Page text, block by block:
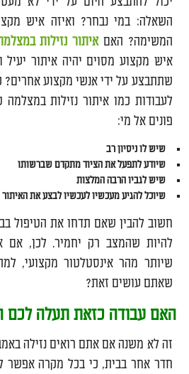
השאלה: במי נבחר? ואיזה איש
המשימה? האם איתור נזילות
איש מקצוע מסוים יהיה איתור יעיל
שתתבצע על ידי אנשי מקצוע אחרים?
לעבודות כמו איתור נזילות
פונים אל מי:
שיש לו ניסיון רב
שיודע לתפעל את הציוד מתקדם שברשותו
שיש לגביו הרבה המלצות
שיוכל להגיע מעכשיו לעכשיו לבצע את האיתור
חשוב להבין שאם תדחו את הטיפול
להיות שהמצב רק יחמיר. לכן, אם
שיותר מהר אינסטלטור מקצועי,
שאתם עושים זאת?
האם עבודה כזאת תעלה לכם
זה לא משנה אם אתם רואים נזילה
חדר אחר בבית, כי בכל מקרה אפשר